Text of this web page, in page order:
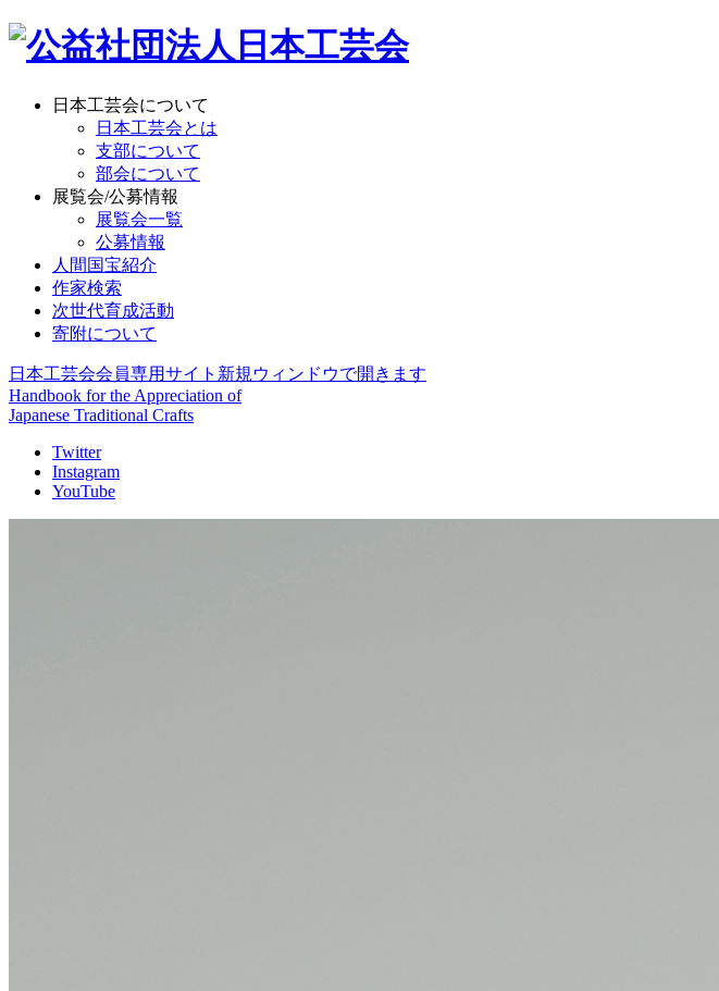
日本工芸会について
日本工芸会とは
支部について
部会について
展覧会/公募情報
展覧会一覧
公募情報
人間国宝紹介
作家検索
次世代育成活動
寄附について
日本工芸会会員専用サイト 新規ウィンドウで開きます
Handbook for the Appreciation of
Japanese Traditional Crafts
Twitter
Instagram
YouTube